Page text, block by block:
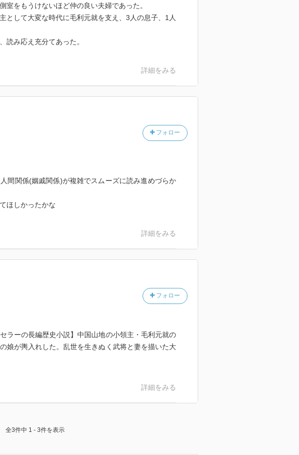
室をもうけないほど仲の良い夫婦であった。
として大変な時代に毛利元就を支え、3人の息子、1人
読み応え充分てあった。
詳細をみる
フォロー
間関係(姻戚関係)が複雑でスムーズに読み進めづらか
ほしかったかな
詳細をみる
フォロー
ラーの長編歴史小説】中国山地の小領主・毛利元就の
娘が輿入れした。乱世を生きぬく武将と妻を描いた大
詳細をみる
全3件中 1 - 3件を表示